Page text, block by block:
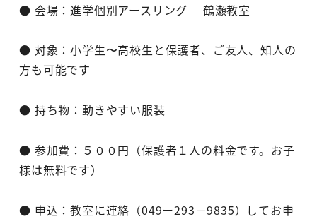
● 会場：進学個別アースリング 鶴瀬教室
● 対象：小学生〜高校生と保護者、ご友人、知人の
方も可能です
● 持ち物：動きやすい服装
● 参加費：５００円（保護者１人の料金です。お子
様は無料です）
● 申込：教室に連絡（049ー293－9835）してお申